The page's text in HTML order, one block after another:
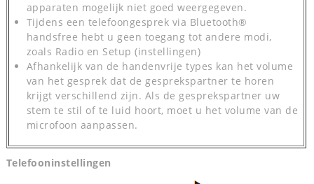
apparaten mogelijk niet goed weergegeven.
Tijdens een telefoongesprek via Bluetooth®
handsfree hebt u geen toegang tot andere modi,
zoals Radio en Setup (instellingen)
Afhankelijk van de handenvrije types kan het volume
van het gesprek dat de gesprekspartner te horen
krijgt verschillend zijn. Als de gesprekspartner uw
stem te stil of te luid hoort, moet u het volume van de
microfoon aanpassen.
Telefooninstellingen